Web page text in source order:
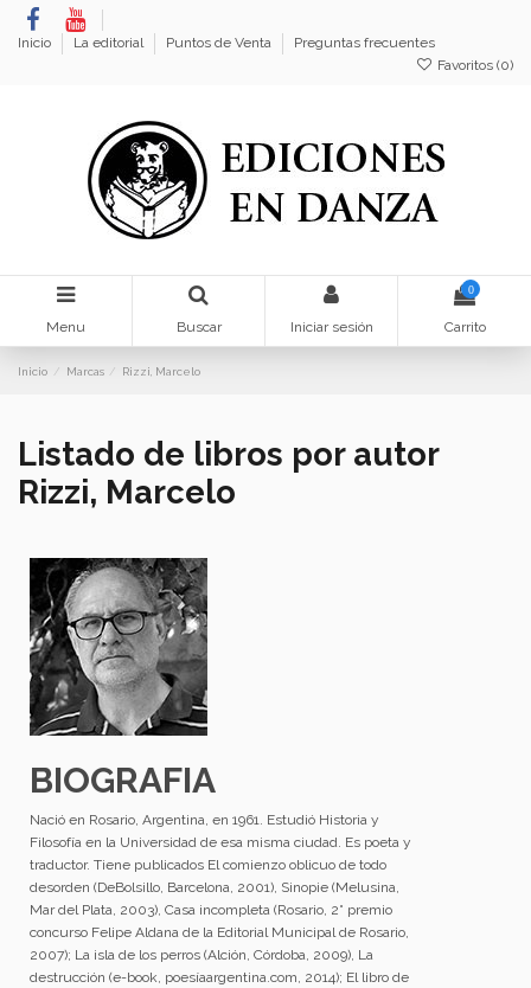
Inicio La editorial Puntos de Venta
Preguntas frecuentes
Favoritos (0)
Menu Buscar Iniciar sesión
0
Carrito
Inicio Marcas Rizzi, Marcelo
Listado de libros por autor
Rizzi, Marcelo
BIOGRAFIA
Nació en Rosario, Argentina, en 1961. Estudió Historia y
Filosofía en la Universidad de esa misma ciudad. Es poeta y
traductor. Tiene publicados El comienzo oblicuo de todo
desorden (DeBolsillo, Barcelona, 2001), Sinopie (Melusina,
Mar del Plata, 2003), Casa incompleta (Rosario, 2° premio
concurso Felipe Aldana de la Editorial Municipal de Rosario,
2007); La isla de los perros (Alción, Córdoba, 2009), La
destrucción (e-book, poesíaargentina.com, 2014); El libro de